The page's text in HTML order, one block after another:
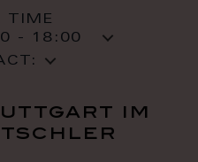
TIME
- 18:00
im